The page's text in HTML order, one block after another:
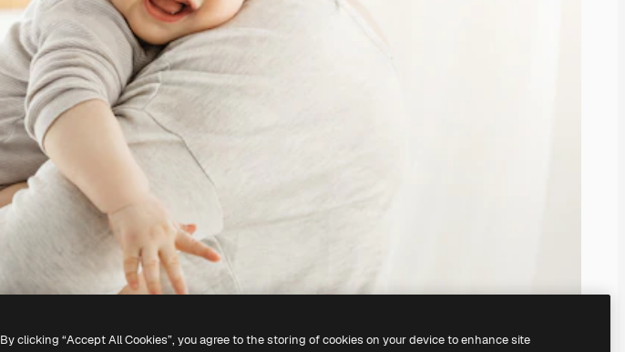
By clicking “Accept All Cookies”, you agree to the storing of cookies on your device to enhance site